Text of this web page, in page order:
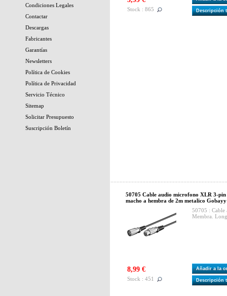
Condiciones Legales
Contactar
Descargas
Fabricantes
Garantías
Newsletters
Política de Cookies
Política de Privacidad
Servicio Técnico
Sitemap
Solicitar Presupuesto
Suscripción Boletín
Stock : 865 Descripción
50705 Cable audio microfono XLR 3-
macho a hembra de 2m metalico Gobayy
50705 :
Membra.
8,99 €
Stock : 451
Añadir a la
Descripción